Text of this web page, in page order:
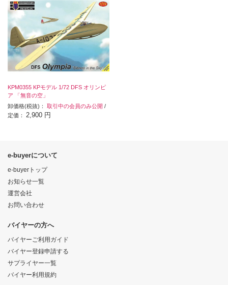
KPM0355 KPモデル 1/72 DFS オリンピ
ア 「無音の空」
卸価格(税抜)： 取引中の会員のみ公開 /
定価： 2,900 円
e-buyerについて
e-buyerトップ
お知らせ一覧
運営会社
お問い合わせ
バイヤーの方へ
バイヤーご利用ガイド
バイヤー登録申請する
サプライヤー一覧
バイヤー利用規約